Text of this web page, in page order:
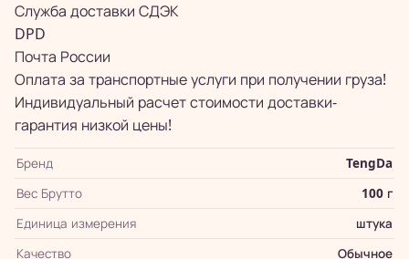
Служба доставки СДЭК
DPD
Почта России
Оплата за транспортные услуги при получении груза!
Индивидуальный расчет стоимости доставки-
гарантия низкой цены!
Бренд
TengDa
Вес Брутто
100 г
Единица измерения
штука
Качество
Обычное